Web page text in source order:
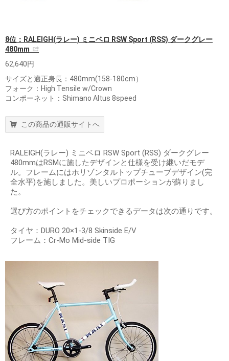
8位：RALEIGH(ラレー) ミニベロ RSW Sport (RSS) ダークグレー
480mm
62,640円
サイズと適正身長：480mm(158-180cm）
フォーク：High Tensile w/Crown
コンポーネット：Shimano Altus 8speed
この商品の通販サイトへ
RALEIGH(ラレー) ミニベロ RSW Sport (RSS) ダークグレー
480mmはRSMに施したデザインと仕様を受け継いだモデ
ル。フレームにはホリゾンタルトップチューブデザイン(完
全水平)を施しました。美しいプロポーションが蘇りまし
た。
選び方のポイントをチェックできるデータは次の通りです。
タイヤ：DURO 20×1-3/8 Skinside E/V
フレーム：Cr-Mo Mid-side TIG